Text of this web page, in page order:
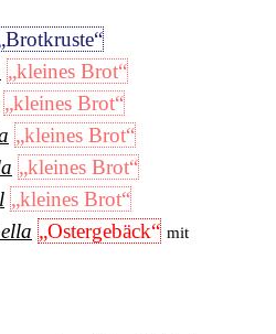
„kleines Brot“
„kleines Brot“
„kleines Brot“
„kleines Brot“
„kleines Brot“
„Ostergebäck“ mit